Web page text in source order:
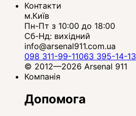
Контакти
м.Київ
Пн-Пт з 10:00 до 18:00
Сб-Нд: вихідний
info@arsenal911.com.ua
098 311-99-11063 395-14-13
© 2012—2026 Arsenal 911
Компанія
Допомога